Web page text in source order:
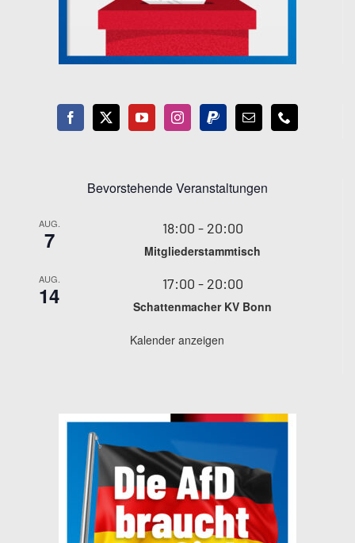
Bevorstehende Veranstaltungen
AUG.
7 18:00 - 20:00
Mitgliederstammtisch
AUG.
14 17:00 - 20:00
Schattenmacher KV Bonn
Kalender anzeigen